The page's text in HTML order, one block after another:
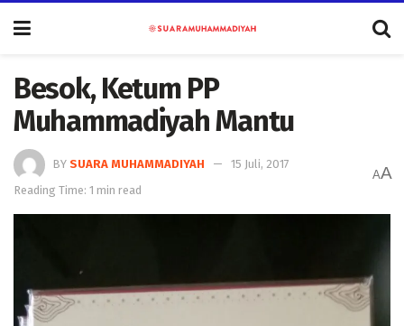
Besok, Ketum PP
Muhammadiyah Mantu
BY SUARA MUHAMMADIYAH
15 Juli, 2017
Reading Time: 1 min read
AA